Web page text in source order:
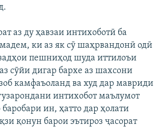
аз ду ҳавзаи интихоботӣ ба
ки аз як сӯ шаҳрвандонӣ одӣ
пешниҳод шуда иттилоъи
сӯйи дигар бархе аз шахсони
камфаъоланд ва худ дар мавриди
интихобот маълумот
ин, ҳатто дар ҳолати
қонун барои эътироз ҷасорат